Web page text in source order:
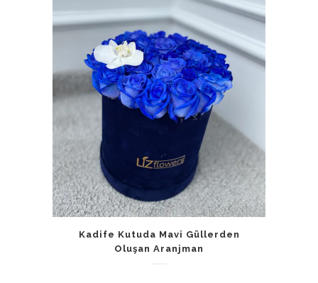
Kadife Kutuda Mavi Güllerden
Oluşan Aranjman